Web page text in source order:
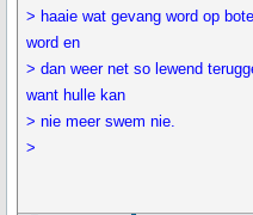
> haaie wat gevang word op
word en
> dan weer net so lewend
want hulle kan
> nie meer swem nie.
>